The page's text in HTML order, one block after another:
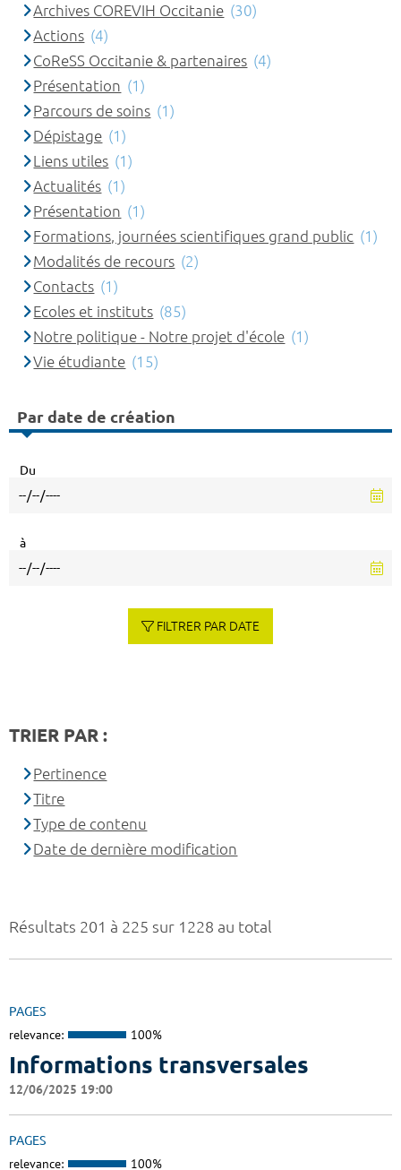
Résultats 201 à 225 sur 1228 au total
PAGES
relevance: 100%
Informations transversales
12/06/2025 19:00
PAGES
relevance: 100%
Archives COREVIH Occitanie (30)
Actions (4)
CoReSS Occitanie & partenaires (4)
Présentation (1)
Parcours de soins (1)
Dépistage (1)
Liens utiles (1)
Actualités (1)
Présentation (1)
Formations, journées scientifiques grand public (1)
Modalités de recours (2)
Contacts (1)
Ecoles et instituts (85)
Notre politique - Notre projet d'école (1)
Vie étudiante (15)
Par date de création
Du
à
FILTRER PAR DATE
TRIER PAR :
Pertinence
Titre
Type de contenu
Date de dernière modification